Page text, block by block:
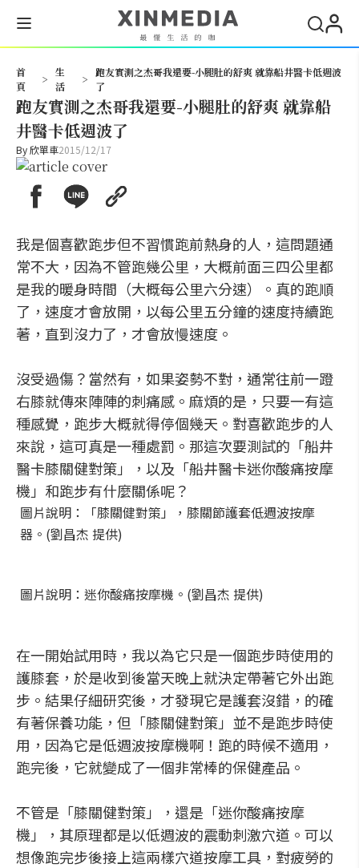
首
頁
>
生
活
>
跑友實測之杰哥我還要-小腿肚的舒爽 就靠船井醫卡低週波
了
跑友實測之杰哥我還要-小腿肚的舒爽 就靠船
井醫卡低週波了
By欣單車2015/12/17
我是個喜歡跑步但不習慣跑前熱身的人，這問題通
常不大，因為不管跑幾公里，大概前面三四公里都
是我的暖身時間（大概每公里六分速）。真的跑順
了，速度才會放開，以每公里五分鐘的速度持續跑
著，直到沒力了，才會放慢速度。
沒受過傷？當然有，如果姿勢不對，通常往前一蹬
右膝就傳來陣陣的刺痛感。麻煩的是，只要一有這
種感覺，跑步大概就得停個幾天。對喜歡跑步的人
來說，這可真是一種處罰。那這次要測試的「船井
醫卡膝關健對策」，以及「船井醫卡迷你酸痛按摩
機」和跑步有什麼關係呢？
圖片說明：「膝關健對策」，膝關節護套低週波按摩
器。(劉昌杰 提供)
圖片說明：迷你酸痛按摩機。(劉昌杰 提供)
在一開始試用時，我以為它只是一個跑步時使用的
護膝套，於是收到後當天晚上就決定帶著它外出跑
步。結果仔細研究後，才發現它是護套沒錯，的確
有著保養功能，但「膝關健對策」並不是跑步時使
用，因為它是低週波按摩機啊！跑的時候不適用，
跑完後，它就變成了一個非常棒的保健產品。
不管是「膝關健對策」，還是「迷你酸痛按摩
機」，其原理都是以低週波的震動刺激穴道。可以
想像跑完步後接上這兩樣穴道按摩工具，對疲勞的